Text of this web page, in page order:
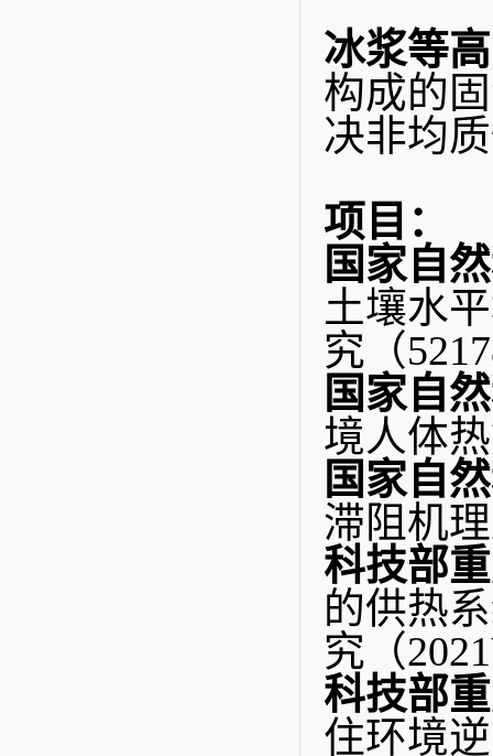
冰浆等
构成的
决非均
项目：
国家自
土壤水
究（
国家自
境人体
国家自
滞阻机
科技部
的供热
究（
科技部